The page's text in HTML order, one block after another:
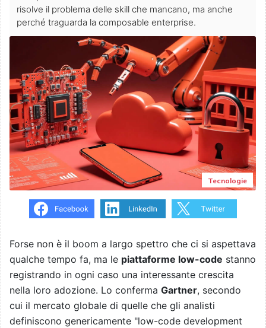
risolve il problema delle skill che mancano, ma anche
perché traguarda la composable enterprise.
Tecnologie
Forse non è il boom a largo spettro che ci si aspettava
qualche tempo fa, ma le piattaforme low-code stanno
registrando in ogni caso una interessante crescita
nella loro adozione. Lo conferma Gartner, secondo
cui il mercato globale di quelle che gli analisti
definiscono genericamente "low-code development